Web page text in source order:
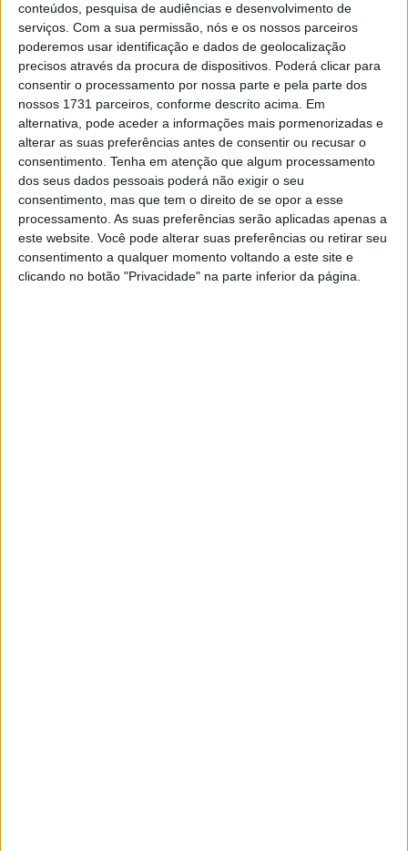
conteúdos, pesquisa de audiências e desenvolvimento de
serviços. Com a sua permissão, nós e os nossos parceiros
poderemos usar identificação e dados de geolocalização
precisos através da procura de dispositivos. Poderá clicar para
consentir o processamento por nossa parte e pela parte dos
nossos 1731 parceiros, conforme descrito acima. Em
alternativa, pode aceder a informações mais pormenorizadas e
alterar as suas preferências antes de consentir ou recusar o
consentimento. Tenha em atenção que algum processamento
dos seus dados pessoais poderá não exigir o seu
consentimento, mas que tem o direito de se opor a esse
processamento. As suas preferências serão aplicadas apenas a
este website. Você pode alterar suas preferências ou retirar seu
consentimento a qualquer momento voltando a este site e
clicando no botão "Privacidade" na parte inferior da página.
das 4 horas previstas pelo regulamento!
Diogo Vieirarealizou a sua sexta participação no
Erzbergrodeo.31.º era até hoje o seu melhor resultado
(alcançado em 2019) mas o piloto do Raposeira Bubbles
Team deu o seu máximo e registou um excelente21.º
lugar.
Artigos relacionados
CN Supercross: Cédric Soubeyras foi o
grande destaque da classe Elite em
Poutena